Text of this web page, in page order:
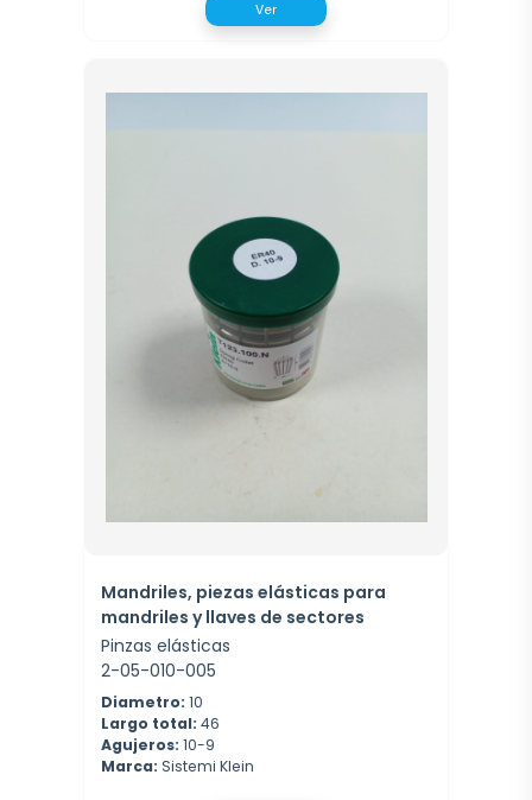
Ver
Mandriles, piezas elásticas para
mandriles y llaves de sectores
Pinzas elásticas
2-05-010-005
Diametro: 10
Largo total: 46
Agujeros: 10-9
Marca: Sistemi Klein